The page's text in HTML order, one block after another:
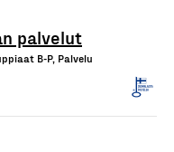
palvelut
B-P, Palvelu